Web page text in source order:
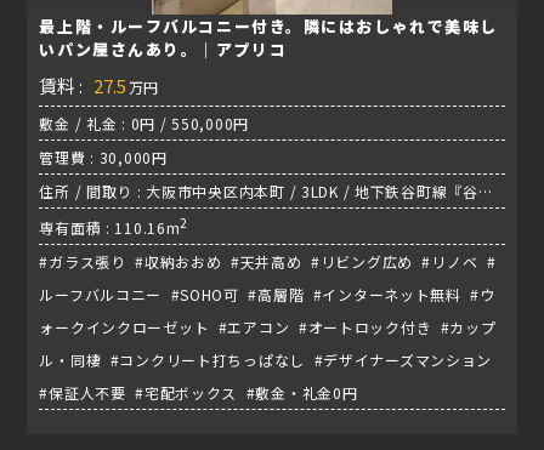
最上階・ルーフバルコニー付き。隣にはおしゃれで美味し
いパン屋さんあり。｜アプリコ
賃料 : 27.5 万円
敷金 / 礼金 : 0円 / 550,000円
管理費 : 30,000円
住所 / 間取り : 大阪市中央区内本町 / 3LDK / 地下鉄谷町線『谷町
四丁目駅』
専有面積 : 110.16m2
#ガラス張り #収納おおめ #天井高め #リビング広め #リノベ #
ルーフバルコニー #SOHO可 #高層階 #インターネット無料 #ウ
ォークインクローゼット #エアコン #オートロック付き #カップ
ル・同棲 #コンクリート打ちっぱなし #デザイナーズマンション
#保証人不要 #宅配ボックス #敷金・礼金0円